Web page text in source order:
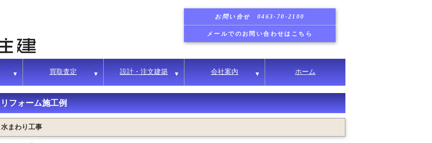
お問い合せ 0463-70-2100
メールでのお問い合わせはこちら
▼ 買取査定 ▼ 設計・注文建築 ▼ 会社案内 ▼ ホーム
リフォーム施工例
水まわり工事